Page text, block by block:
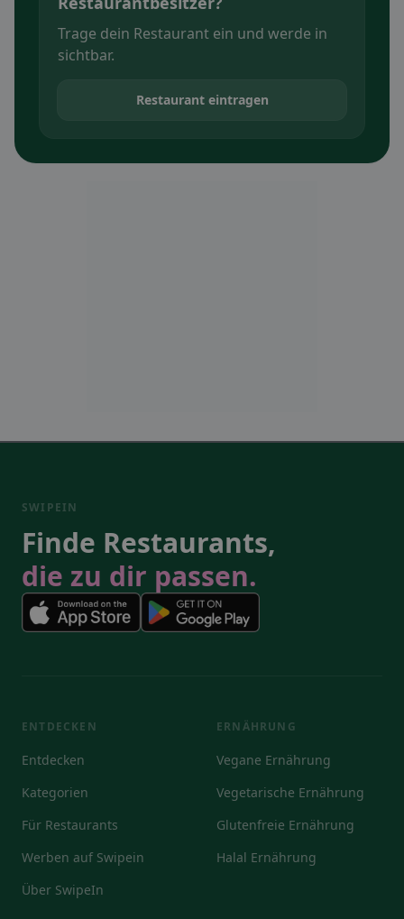
Trage dein Restaurant ein und werde in
sichtbar.
Restaurant eintragen
SWIPEIN
Finde Restaurants,
die zu dir passen.
ENTDECKEN
Entdecken
Kategorien
Für Restaurants
Werben auf Swipein
Über SwipeIn
ERNÄHRUNG
Vegane Ernährung
Vegetarische Ernährung
Glutenfreie Ernährung
Halal Ernährung